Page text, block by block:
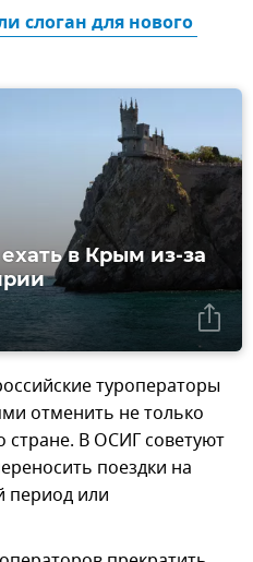
слоган для нового
в Крым из-за
туроператоры
отменить не только
стране. В ОСИГ советуют
поездки на
период или